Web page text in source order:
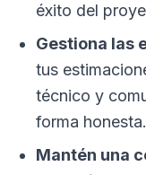
éxito del
Gestiona las
tus
técnico y
forma honesta.
Mantén una